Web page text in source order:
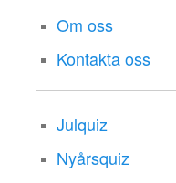
Om oss
Kontakta oss
Julquiz
Nyårsquiz